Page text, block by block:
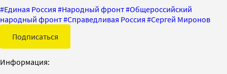
#Единая Россия #Народный фронт#Общероссийский
народный фронт#Справедливая Россия #Сергей Миронов
Подписаться
Информация: